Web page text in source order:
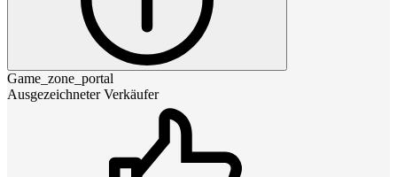
Game_zone_portal
Ausgezeichneter Verkäufer